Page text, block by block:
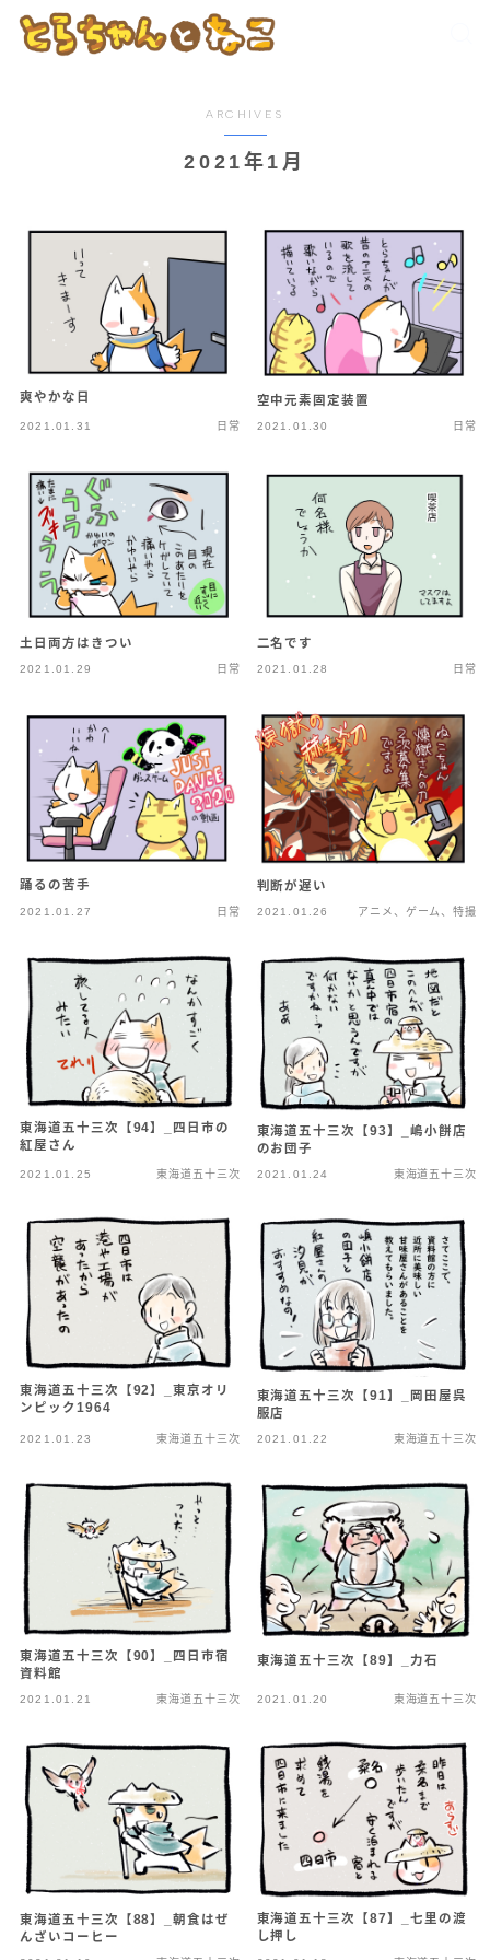
ARCHIVES
2021年1月
爽やかな日
2021.01.31 日常
空中元素固定装置
2021.01.30 日常
土日両方はきつい
2021.01.29 日常
二名です
2021.01.28 日常
踊るの苦手
2021.01.27 日常
判断が遅い
2021.01.26 アニメ、ゲーム、特撮
東海道五十三次【94】_四日市の
紅屋さん
2021.01.25 東海道五十三次
東海道五十三次【93】_嶋小餅店
のお団子
2021.01.24 東海道五十三次
東海道五十三次【92】_東京オリ
ンピック1964
2021.01.23 東海道五十三次
東海道五十三次【91】_岡田屋呉
服店
2021.01.22 東海道五十三次
東海道五十三次【90】_四日市宿
資料館
2021.01.21 東海道五十三次
東海道五十三次【89】_力石
2021.01.20 東海道五十三次
東海道五十三次【88】_朝食はぜ
んざいコーヒー
東海道五十三次【87】_七里の渡
し押し